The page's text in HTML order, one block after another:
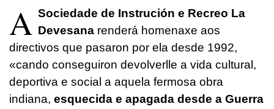
A Sociedade de Instrución e Recreo La
Devesana renderá homenaxe aos
directivos que pasaron por ela desde 1992,
«cando conseguiron devolverlle a vida cultural,
deportiva e social a aquela fermosa obra
indiana, esquecida e apagada desde a Guerra